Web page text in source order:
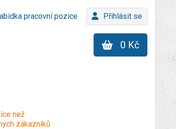
pracovní pozice Přihlásit se
0 Kč
než
zákazníků